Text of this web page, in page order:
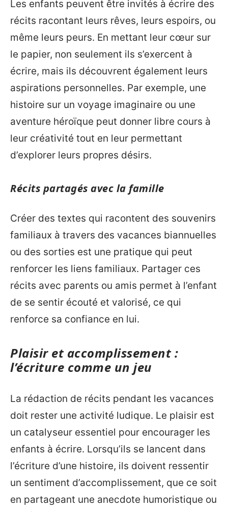
Les enfants peuvent être invités à écrire des
récits racontant leurs rêves, leurs espoirs, ou
même leurs peurs. En mettant leur cœur sur
le papier, non seulement ils s’exercent à
écrire, mais ils découvrent également leurs
aspirations personnelles. Par exemple, une
histoire sur un voyage imaginaire ou une
aventure héroïque peut donner libre cours à
leur créativité tout en leur permettant
d’explorer leurs propres désirs.
Récits partagés avec la famille
Créer des textes qui racontent des souvenirs
familiaux à travers des vacances biannuelles
ou des sorties est une pratique qui peut
renforcer les liens familiaux. Partager ces
récits avec parents ou amis permet à l’enfant
de se sentir écouté et valorisé, ce qui
renforce sa confiance en lui.
Plaisir et accomplissement :
l’écriture comme un jeu
La rédaction de récits pendant les vacances
doit rester une activité ludique. Le plaisir est
un catalyseur essentiel pour encourager les
enfants à écrire. Lorsqu’ils se lancent dans
l’écriture d’une histoire, ils doivent ressentir
un sentiment d’accomplissement, que ce soit
en partageant une anecdote humoristique ou